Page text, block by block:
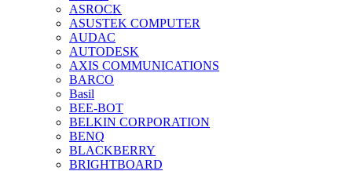
ASROCK
ASUSTEK COMPUTER
AUDAC
AUTODESK
AXIS COMMUNICATIONS
BARCO
Basil
BEE-BOT
BELKIN CORPORATION
BENQ
BLACKBERRY
BRIGHTBOARD